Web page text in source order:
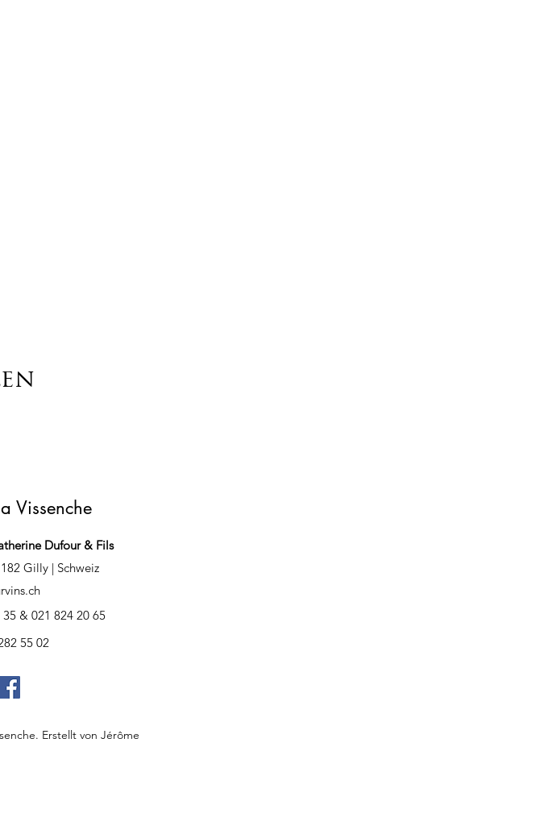
Vissenche
Dufour & Fils
Gilly | Schweiz
& 021 824 20 65
55 02
Erstellt von Jérôme